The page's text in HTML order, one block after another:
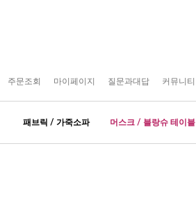
주문조회 마이페이지 질문과대답 커뮤니티
패브릭 / 가죽소파 머스크 / 블랑슈 테이블